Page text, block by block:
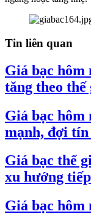
Tin liên quan
Giá bạc hôm
tăng theo thế
Giá bạc hôm
mạnh, đợi
Giá bạc thế
xu hướng
Giá bạc hôm